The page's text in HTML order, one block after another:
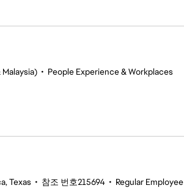
• People Experience & Workplaces
Texas • 참조 번호215694 • Regular Employee